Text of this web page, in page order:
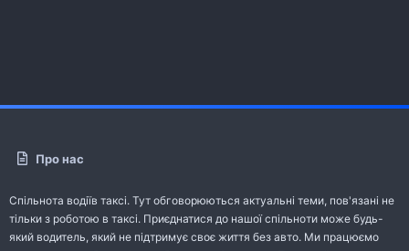
Про нас
Спільнота водіїв таксі. Тут обговорюються актуальні теми, пов'язані не
тільки з роботою в таксі. Приєднатися до нашої спільноти може будь-
який водитель, який не підтримує своє життя без авто. Ми працюємо